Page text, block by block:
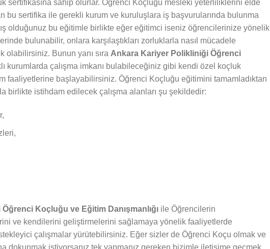
sertifikasına sahip olurlar. Öğrenci Koçluğu mesleki yeterliliklerini elde
bu sertifika ile gerekli kurum ve kuruluşlara iş başvurularında bulunma
olduğunuz bu eğitimle birlikte eğer eğitimci iseniz öğrencilerinize yönelik
bulunabilir, onlara karşılaştıkları zorluklarla nasıl mücadele
olabilirsiniz. Bunun yanı sıra Ankara Kariyer Polikliniği Öğrenci
kurumlarda çalışma imkanı bulabileceğiniz gibi kendi özel koçluk
faaliyetlerine başlayabilirsiniz. Öğrenci Koçluğu eğitimini tamamladıktan
birlikte istihdam edilecek çalışma alanları şu şekildedir:
Koçluğu ve Eğitim Danışmanlığı ile Öğrencilerin
ve kendilerini geliştirmelerini sağlamaya yönelik faaliyetlerde
çalışmalar yürütebilirsiniz. Eğer sizler de Öğrenci Koçu olmak ve